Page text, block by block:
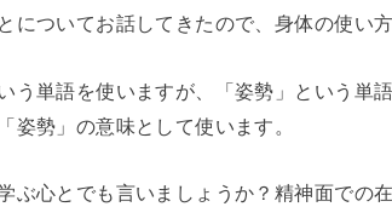
についてお話してきたので、身体の使い
う単語を使いますが、「姿勢」という単
姿勢」の意味として使います。
ぶ心とでも言いましょうか？精神面での